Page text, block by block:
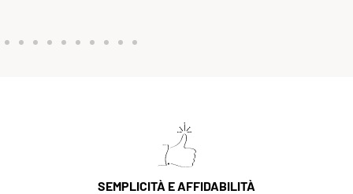
SEMPLICITÀ E AFFIDABILITÀ